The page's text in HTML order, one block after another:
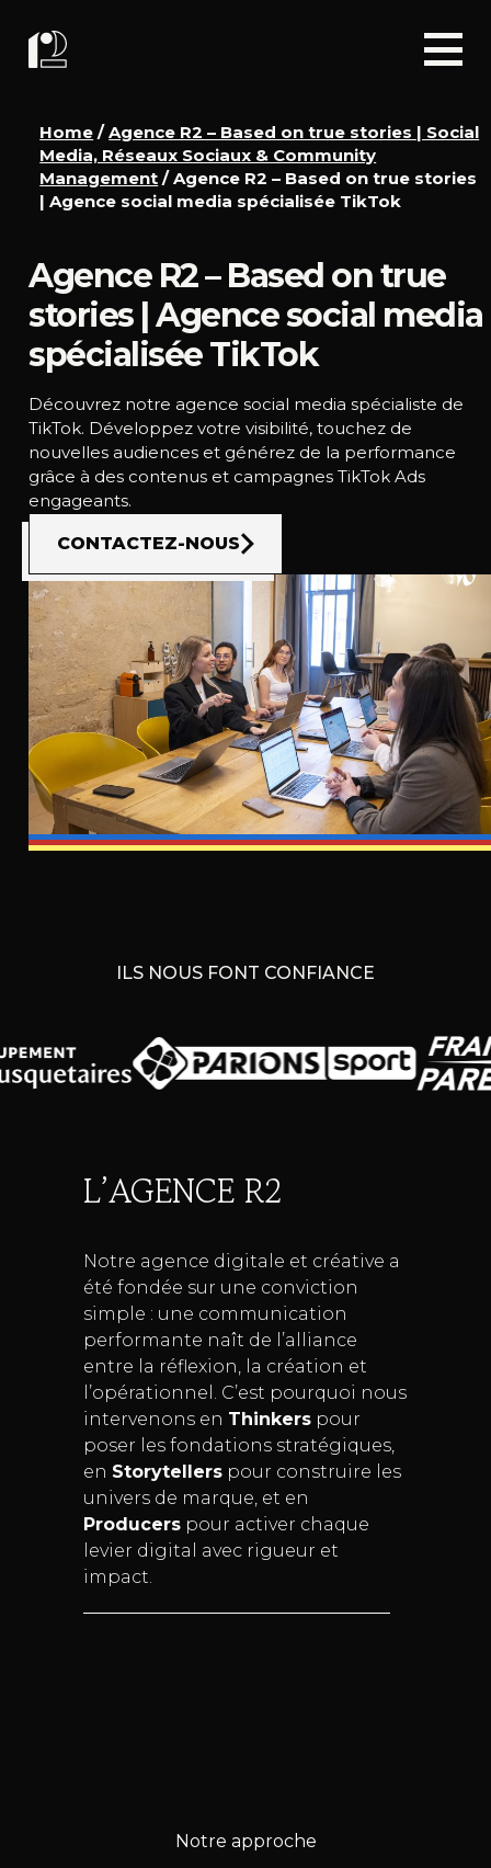
Home /Agence R2 – Based on true stories | Social
Media, Réseaux Sociaux & Community
Management /Agence R2 – Based on true stories
| Agence social media spécialisée TikTok
Agence R2 – Based on true
stories | Agence social media
spécialisée TikTok
Découvrez notre agence social media spécialiste de
TikTok. Développez votre visibilité, touchez de
nouvelles audiences et générez de la performance
grâce à des contenus et campagnes TikTok Ads
engageants.
CONTACTEZ-NOUS
ILS NOUS FONT CONFIANCE
L’AGENCE R2
Notre agence digitale et créative a
été fondée sur une conviction
simple : une communication
performante naît de l’alliance
entre la réflexion, la création et
l’opérationnel. C’est pourquoi nous
intervenons en Thinkerspour
poser les fondations stratégiques,
en Storytellerspour construire les
univers de marque, et en
Producerspour activer chaque
levier digital avec rigueur et
impact.
Notre approche